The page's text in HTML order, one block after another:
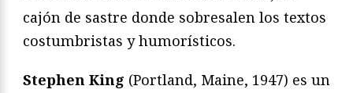
cajón de sastre donde sobresalen los textos
costumbristas y humorísticos.
Stephen King (Portland, Maine, 1947) es un